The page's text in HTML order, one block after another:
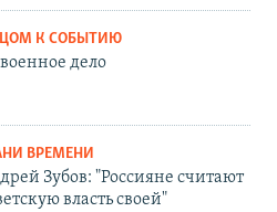
К СОБЫТИЮ
дело
ВРЕМЕНИ
Зубов: "Россияне считают
власть своей"